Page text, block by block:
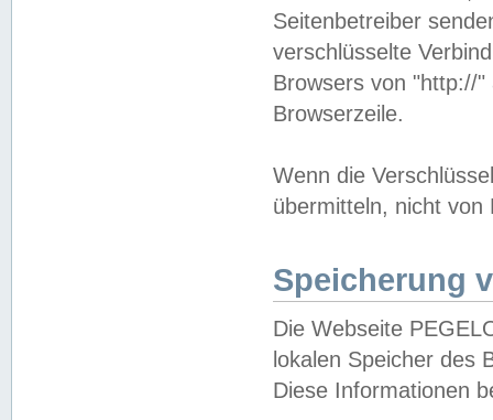
Seitenbetreiber
verschlüsselte
Browsers von "http://
Browserzeile.
Wenn die
übermitteln, nicht von
Speicherung
Die Webseite
lokalen Speicher des
Diese Informationen